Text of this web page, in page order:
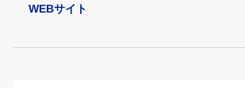
WEBサイト